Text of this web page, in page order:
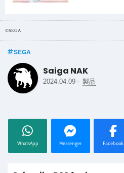
©SEGA
SEGA
Saiga NAK
2024.04.09 - 製品
WhatsApp Messenger Facebook